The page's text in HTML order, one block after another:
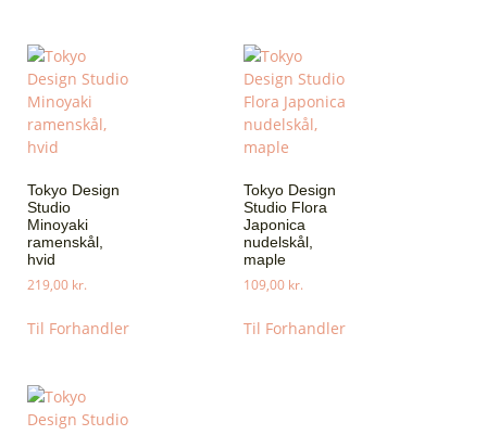
Tokyo Design
Studio
Minoyaki
ramenskål,
hvid
219,00 kr.
Til Forhandler
Tokyo Design
Studio Flora
Japonica
nudelskål,
maple
109,00 kr.
Til Forhandler